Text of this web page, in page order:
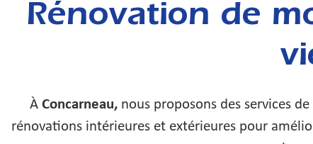
Rénovation de
À Concarneau, nous proposons des services de
rénovations intérieures et extérieures pour